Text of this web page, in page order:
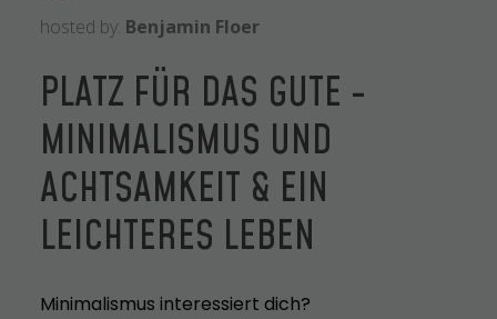
hosted by: Benjamin Floer
PLATZ FÜR DAS GUTE -
MINIMALISMUS UND
ACHTSAMKEIT & EIN
LEICHTERES LEBEN
Minimalismus interessiert dich?